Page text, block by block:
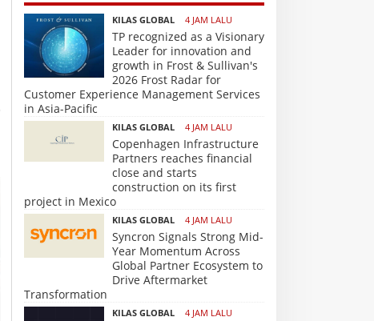
KILAS GLOBAL 4 JAM LALU
TP recognized as a Visionary
Leader for innovation and
growth in Frost & Sullivan's
2026 Frost Radar for
Customer Experience Management Services
in Asia-Pacific
KILAS GLOBAL 4 JAM LALU
Copenhagen Infrastructure
Partners reaches financial
close and starts
construction on its first
project in Mexico
KILAS GLOBAL 4 JAM LALU
Syncron Signals Strong Mid-
Year Momentum Across
Global Partner Ecosystem to
Drive Aftermarket
Transformation
KILAS GLOBAL 4 JAM LALU